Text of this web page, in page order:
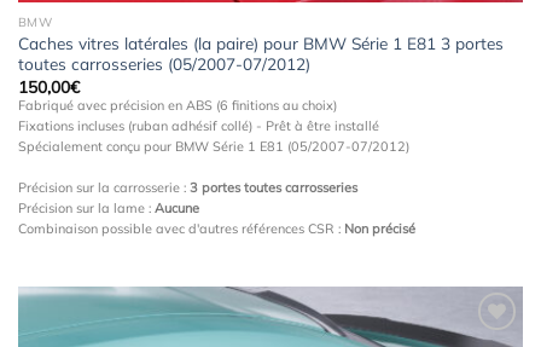
BMW
Caches vitres latérales (la paire) pour BMW Série 1 E81 3 portes
toutes carrosseries (05/2007-07/2012)
150,00€
Fabriqué avec précision en ABS (6 finitions au choix)
Fixations incluses (ruban adhésif collé) - Prêt à être installé
Spécialement conçu pour BMW Série 1 E81 (05/2007-07/2012)
Précision sur la carrosserie : 3 portes toutes carrosseries
Précision sur la lame : Aucune
Combinaison possible avec d'autres références CSR : Non précisé